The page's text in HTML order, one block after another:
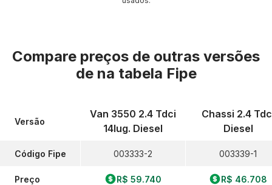
Compare preços de outras versões
de na tabela Fipe
Versão
Código Fipe
Preço
Van 3550 2.4 Tdci
14lug. Diesel
003333-2
R$ 59.740
Chassi 2.4
Diesel
003339-1
R$ 46.708